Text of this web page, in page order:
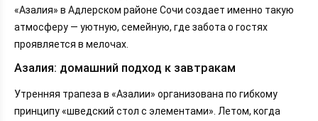
«Азалия» в Адлерском районе Сочи создает именно такую
атмосферу — уютную, семейную, где забота о гостях
проявляется в мелочах.
Азалия: домашний подход к завтракам
Утренняя трапеза в «Азалии» организована по гибкому
принципу «шведский стол с элементами». Летом, когда